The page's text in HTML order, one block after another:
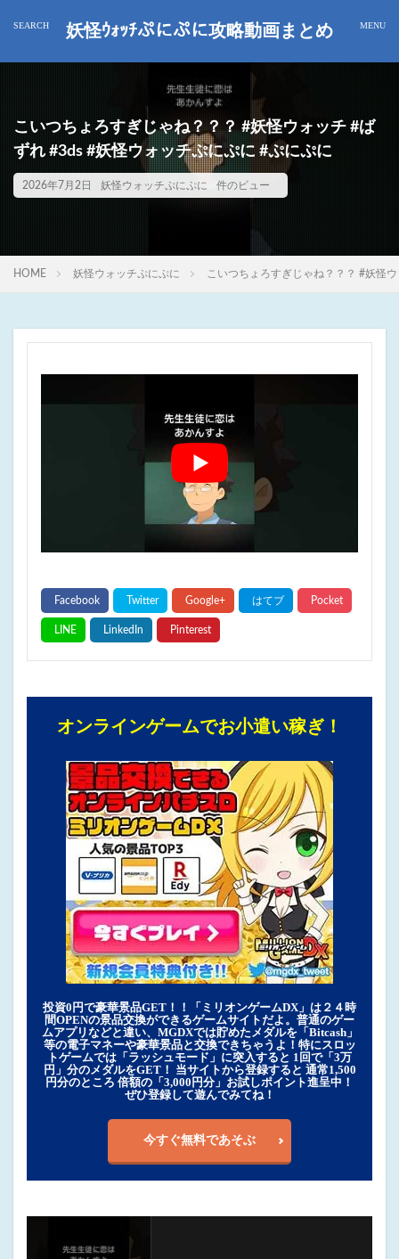
妖怪ｳｫｯﾁぷにぷに攻略動画まとめ
こいつちょろすぎじゃね？？？ #妖怪ウォッチ #ば
ずれ #3ds #妖怪ウォッチぷにぷに #ぷにぷに
2026年7月2日 妖怪ウォッチぷにぷに 件のビュー
HOME 妖怪ウォッチぷにぷに こいつちょろすぎじゃね？？？ #妖怪
オンラインゲームでお小遣い稼ぎ！
投資0円で豪華景品GET！！「ミリオンゲームDX」は２４時
間OPENの景品交換ができるゲームサイトだよ。普通のゲー
ムアプリなどと違い、MGDXでは貯めたメダルを「Bitcash」
等の電子マネーや豪華景品と交換できちゃうよ！特にスロッ
トゲームでは「ラッシュモード」に突入すると 1回で「3万
円」分のメダルをGET！ 当サイトから登録すると 通常1,500
円分のところ 倍額の「3,000円分」お試しポイント進呈中！
ぜひ登録して遊んでみてね！
今すぐ無料であそぶ